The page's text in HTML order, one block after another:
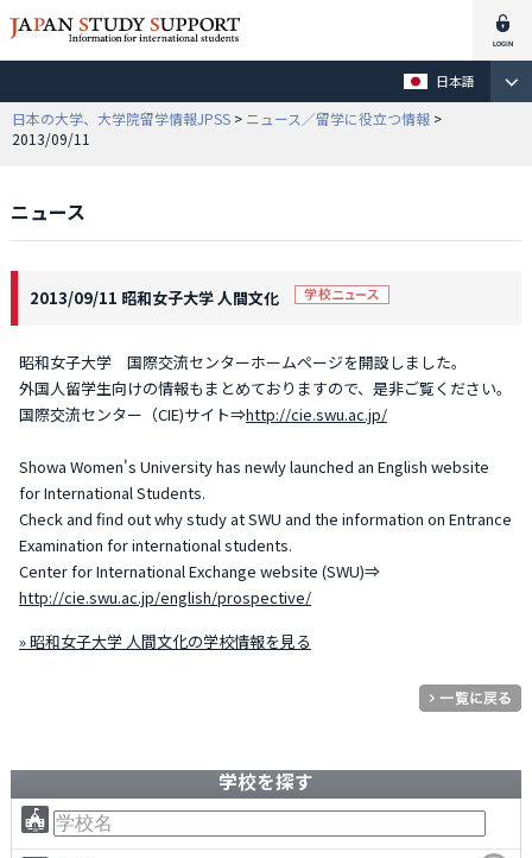
日本語
日本の大学、大学院留学情報JPSS > ニュース／留学に役立つ情報 >
2013/09/11
ニュース
2013/09/11 昭和女子大学 人間文化
昭和女子大学 国際交流センターホームページを開設しました。
外国人留学生向けの情報もまとめておりますので、是非ご覧ください。
国際交流センター（CIE)サイト⇒http://cie.swu.ac.jp/
Showa Women's University has newly launched an English website
for International Students.
Check and find out why study at SWU and the information on Entrance
Examination for international students.
Center for International Exchange website (SWU)⇒
http://cie.swu.ac.jp/english/prospective/
» 昭和女子大学 人間文化の学校情報を見る
学校を探す